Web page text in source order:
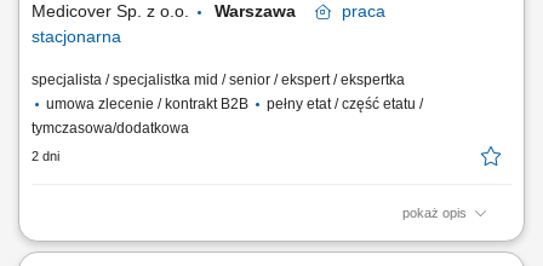
Medicover Sp. z o.o. Warszawa
praca
stacjonarna
specjalista / specjalistka mid / senior / ekspert / ekspertka
umowa zlecenie / kontrakt B2B
pełny etat / część etatu /
tymczasowa/dodatkowa
2 dni
pokaż opis
Będziesz odpowiedzialny/-a za: konsultacje, prowadzenie